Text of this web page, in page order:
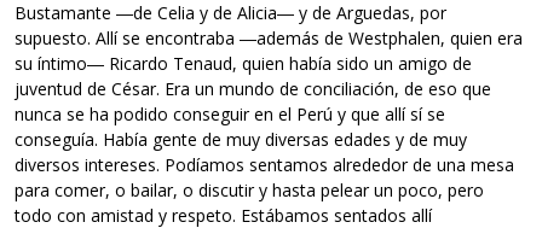
Bustamante ―de Celia y de Alicia― y de Arguedas, por
supuesto. Allí se encontraba ―además de Westphalen, quien era
su íntimo― Ricardo Tenaud, quien había sido un amigo de
juventud de César. Era un mundo de conciliación, de eso que
nunca se ha podido conseguir en el Perú y que allí sí se
conseguía. Había gente de muy diversas edades y de muy
diversos intereses. Podíamos sentamos alrededor de una mesa
para comer, o bailar, o discutir y hasta pelear un poco, pero
todo con amistad y respeto. Estábamos sentados allí